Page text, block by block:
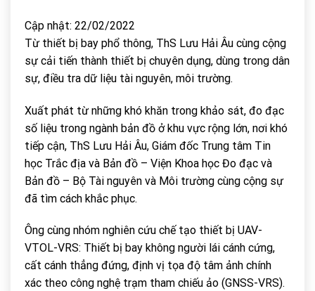
Cập nhật: 22/02/2022
Từ thiết bị bay phổ thông, ThS Lưu Hải Âu cùng cộng
sự cải tiến thành thiết bị chuyên dụng, dùng trong dân
sự, điều tra dữ liệu tài nguyên, môi trường.
Xuất phát từ những khó khăn trong khảo sát, đo đạc
số liệu trong ngành bản đồ ở khu vực rộng lớn, nơi khó
tiếp cận, ThS Lưu Hải Âu, Giám đốc Trung tâm Tin
học Trắc địa và Bản đồ – Viện Khoa học Đo đạc và
Bản đồ – Bộ Tài nguyên và Môi trường cùng cộng sự
đã tìm cách khắc phục.
Ông cùng nhóm nghiên cứu chế tạo thiết bị UAV-
VTOL-VRS: Thiết bị bay không người lái cánh cứng,
cất cánh thẳng đứng, định vị tọa độ tâm ảnh chính
xác theo công nghệ trạm tham chiếu ảo (GNSS-VRS).